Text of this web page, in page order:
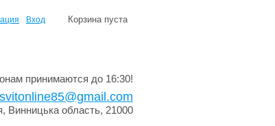
Корзина пуста
Вход
принимаются до 16:30!
Винницька область, 21000